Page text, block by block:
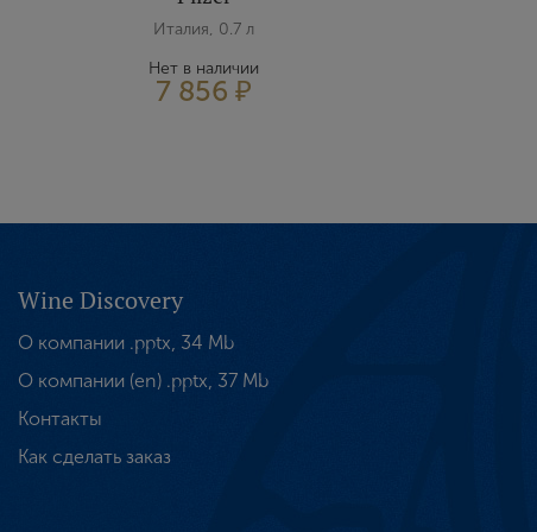
Италия, 0.7 л
Нет в наличии
7 856 ₽
Wine Discovery
О компании .pptx, 34 Mb
О компании (en) .pptx, 37 Mb
Контакты
Как сделать заказ